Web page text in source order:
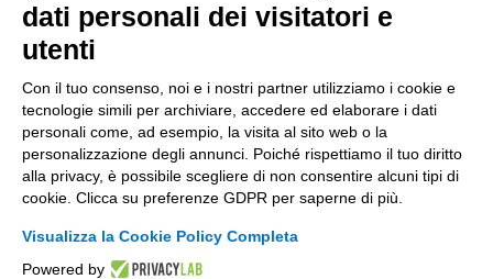
CONTATTACI
Incentivi e Bandi
Incentivi per le imprese
dati personali dei visitatori e
utenti
Con il tuo consenso, noi e i nostri partner utilizziamo i cookie e
tecnologie simili per archiviare, accedere ed elaborare i dati
personali come, ad esempio, la visita al sito web o la
personalizzazione degli annunci. Poiché rispettiamo il tuo diritto
alla privacy, è possibile scegliere di non consentire alcuni tipi di
cookie. Clicca su preferenze GDPR per saperne di più.
Visualizza la Cookie Policy Completa
Powered by